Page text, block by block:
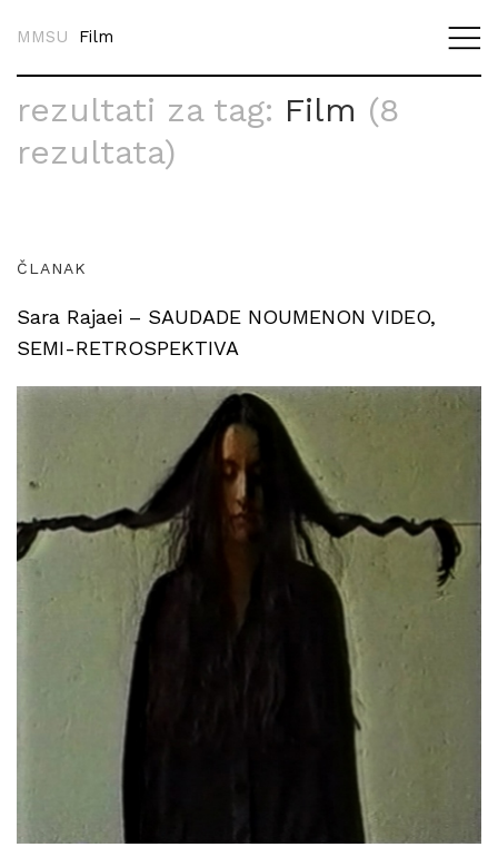
MMSU Film
rezultati za tag: Film (8
rezultata)
ČLANAK
Sara Rajaei – SAUDADE NOUMENON VIDEO,
SEMI-RETROSPEKTIVA